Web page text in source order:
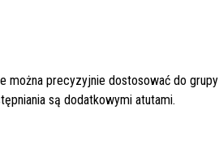
można precyzyjnie dostosować do grupy
są dodatkowymi atutami.